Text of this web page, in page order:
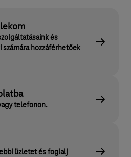
és
hozzáférhetőek
telefonon.
üzletet és foglalj